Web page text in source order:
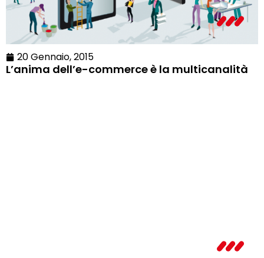
20 Gennaio, 2015
L’anima dell’e-commerce è la multicanalità